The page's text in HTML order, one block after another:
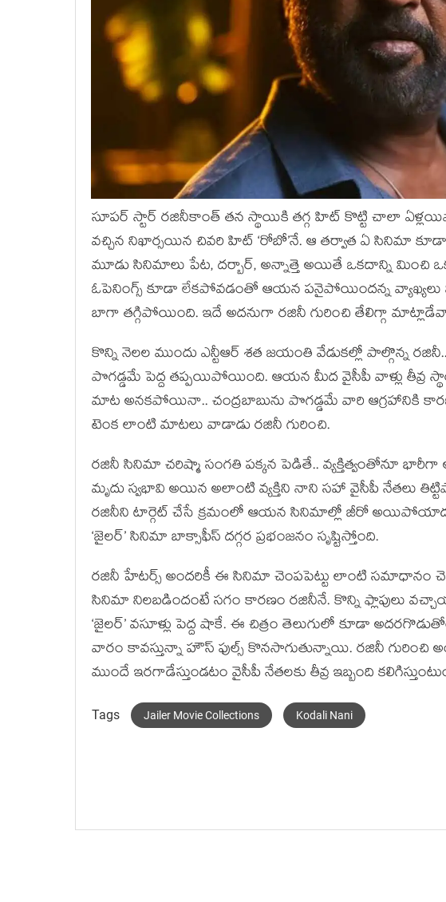
సూపర్ స్టార్ రజినీకాంత్ తన స్థాయికి తగ్గ హిట్ కొట్టి చాలా
వచ్చిన నిఖార్సయిన చివరి హిట్ ‘రోబో’నే. ఆ తర్వాత ఏ సినిమా
మూడు సినిమాలు పేట, దర్బార్, అన్నాత్తె అయితే ఒకదాన్ని మించి
ఓపెనింగ్స్ కూడా లేకపోవడంతో ఆయన పనైపోయిందన్న
బాగా తగ్గిపోయింది. ఇదే అదనుగా రజినీ గురించి తేలిగ్గా
కొన్ని నెలల ముందు ఎన్టీఆర్ శత జయంతి వేడుకల్లో పాల్గొన్న
పొగడ్డమే పెద్ద తప్పయిపోయింది. ఆయన మీద వైసీపీ వాళ్లు తీవ్ర
మాట అనకపోయినా.. చంద్రబాబును పొగడ్డమే వారి ఆగ్రహానికి
టెంక లాంటి మాటలు వాడాడు రజినీ గురించి.
రజినీ సినిమా చరిష్మా సంగతి పక్కన పెడితే.. వ్యక్తిత్వంతోనూ
మృదు స్వభావి అయిన అలాంటి వ్యక్తిని నాని సహా వైసీపీ నేతలు
రజినీని టార్గెట్ చేసే క్రమంలో ఆయన సినిమాల్లో జీరో అయిపోయాడని
‘జైలర్’ సినిమా బాక్సాఫీస్ దగ్గర ప్రభంజనం సృష్టిస్తోంది.
రజినీ హేటర్స్ అందరికీ ఈ సినిమా చెంపపెట్టు లాంటి సమాధానం
సినిమా నిలబడిందంటే సగం కారణం రజినీనే. కొన్ని ఫ్లాపులు
‘జైలర్’ వసూళ్లు పెద్ద షాకే. ఈ చిత్రం తెలుగులో కూడా
వారం కావస్తున్నా హౌస్ ఫుల్స్ కొనసాగుతున్నాయి. రజినీ
ముందే ఇరగాడేస్తుండటం వైసీపీ నేతలకు తీవ్ర ఇబ్బంది
Tags Jailer Movie Collections Kodali Nani